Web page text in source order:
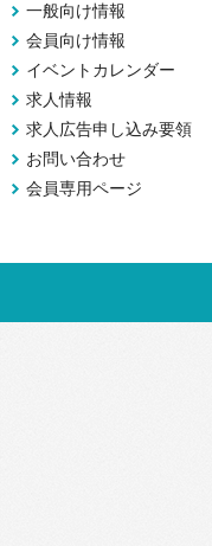
一般向け情報
会員向け情報
イベントカレンダー
求人情報
求人広告申し込み要領
お問い合わせ
会員専用ページ